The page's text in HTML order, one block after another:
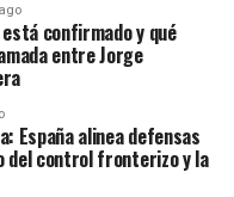
está confirmado y qué
entre Jorge
España alinea defensas
del control fronterizo y la